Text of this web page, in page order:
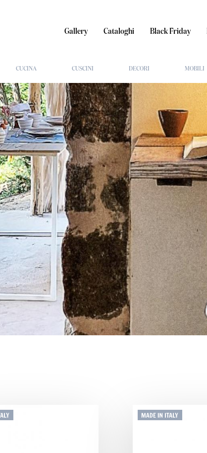
Black Friday
Cataloghi
Gallery
CUCINA CUSCINI DECORI MOBILI